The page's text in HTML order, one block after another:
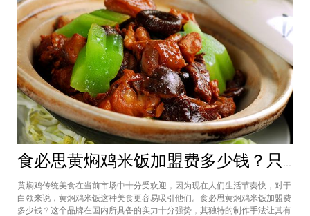
食必思黄焖鸡米饭加盟费多少钱？只需2万加盟费的好品牌快来报名
黄焖鸡传统美食在当前市场中十分受欢迎，因为现在人们生活节奏快，对于
白领来说，黄焖鸡米饭这种美食更容易吸引他们。食必思黄焖鸡米饭加盟费
多少钱？这个品牌在国内所具备的实力十分强势，其独特的制作手法让其有